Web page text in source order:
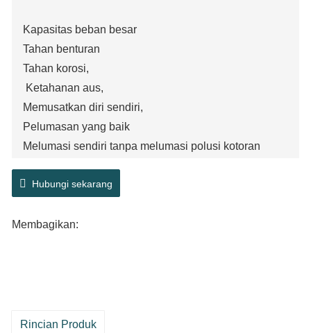
Kapasitas beban besar
Tahan benturan
Tahan korosi,
Ketahanan aus,
Memusatkan diri sendiri,
Pelumasan yang baik
Melumasi sendiri tanpa melumasi polusi kotoran
Hubungi sekarang
Membagikan:
Rincian Produk